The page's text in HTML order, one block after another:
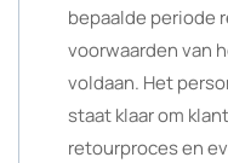
bepaalde periode
voorwaarden van
voldaan. Het
staat klaar om
retourproces en